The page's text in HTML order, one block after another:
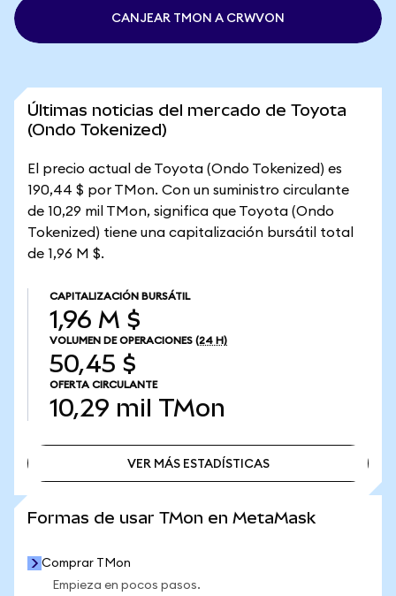
CANJEAR TMON A CRWVON
Últimas noticias del mercado de Toyota
(Ondo Tokenized)
El precio actual de Toyota (Ondo Tokenized) es
190,44 $ por TMon. Con un suministro circulante
de 10,29 mil TMon, significa que Toyota (Ondo
Tokenized) tiene una capitalización bursátil total
de 1,96 M $.
CAPITALIZACIÓN BURSÁTIL
1,96 M $
VOLUMEN DE OPERACIONES (24 H)
50,45 $
OFERTA CIRCULANTE
10,29 mil TMon
VER MÁS ESTADÍSTICAS
Formas de usar TMon en MetaMask
Comprar TMon
Empieza en pocos pasos.